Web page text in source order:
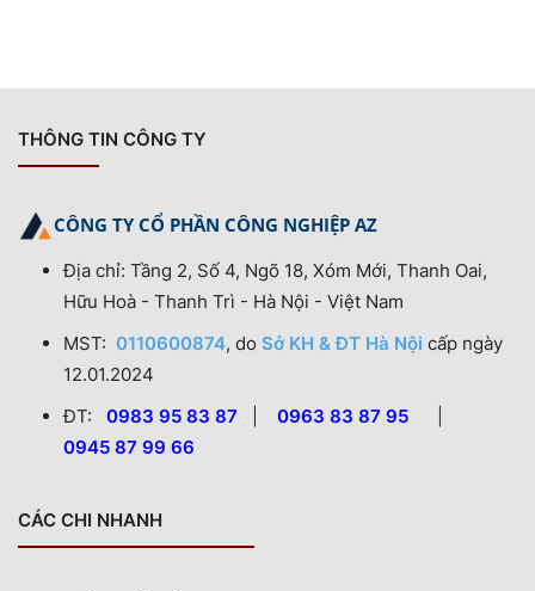
THÔNG TIN CÔNG TY
CÔNG TY CỔ PHẦN CÔNG NGHIỆP AZ
Địa chỉ: Tầng 2, Số 4, Ngõ 18, Xóm Mới, Thanh Oai,
Hữu Hoà - Thanh Trì - Hà Nội - Việt Nam
MST:0110600874, doSở KH & ĐT Hà Nội cấp ngày
12.01.2024
ĐT:0983 95 83 87 |0963 83 87 95
0945 87 99 66
CÁC CHI NHANH